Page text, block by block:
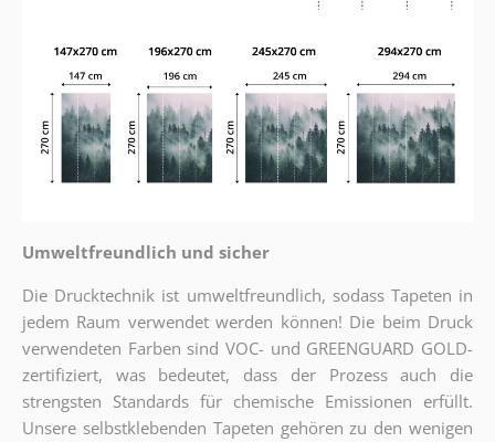
Umweltfreundlich und sicher
Die Drucktechnik ist umweltfreundlich, sodass Tapeten in
jedem Raum verwendet werden können! Die beim Druck
verwendeten Farben sind VOC- und GREENGUARD GOLD-
zertifiziert, was bedeutet, dass der Prozess auch die
strengsten Standards für chemische Emissionen erfüllt.
Unsere selbstklebenden Tapeten gehören zu den wenigen